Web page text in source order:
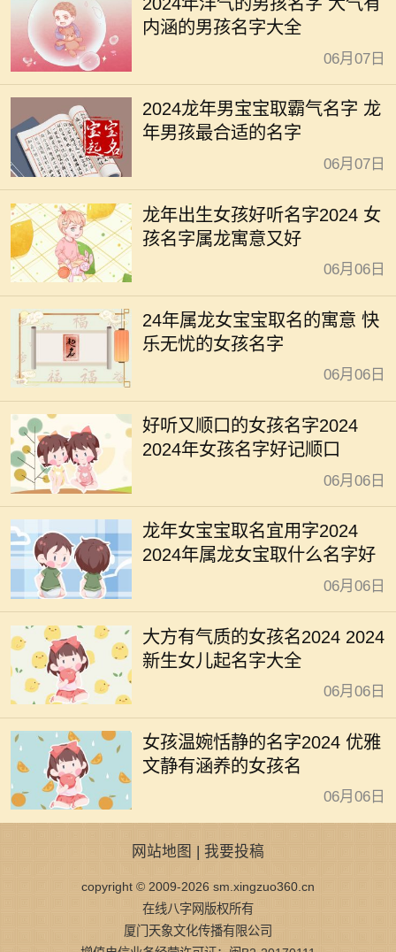
内涵的男孩名字大全
06月07日
2024龙年男宝宝取霸气名字 龙
年男孩最合适的名字
06月07日
龙年出生女孩好听名字2024 女
孩名字属龙寓意又好
06月06日
24年属龙女宝宝取名的寓意 快
乐无忧的女孩名字
06月06日
好听又顺口的女孩名字2024
2024年女孩名字好记顺口
06月06日
龙年女宝宝取名宜用字2024
2024年属龙女宝取什么名字好
06月06日
大方有气质的女孩名2024 2024
新生女儿起名字大全
06月06日
女孩温婉恬静的名字2024 优雅
文静有涵养的女孩名
06月06日
网站地图 | 我要投稿
copyright © 2009-2026 sm.xingzuo360.cn
在线八字网版权所有
厦门天象文化传播有限公司